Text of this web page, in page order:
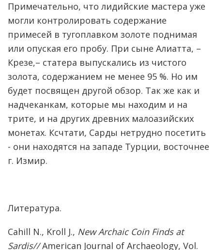
Примечательно, что лидийские мастера уже
могли контролировать содержание
примесей в тугоплавком золоте поднимая
или опуская его пробу. При сыне Алиатта, –
Крезе,– статера выпускались из чистого
золота, содержанием не менее 95 %. Но им
будет посвящен другой обзор. Так же как и
надчеканкам, которые мы находим и на
трите, и на других древних малоазийских
монетах. Ксчтати, Сарды нетрудно посетить
- они находятся на западе Турции, восточнее
г. Измир.
Литература.
Cahill N., Kroll J., New Archaic Coin Finds at
Sardis//American Journal of Archaeology, Vol.